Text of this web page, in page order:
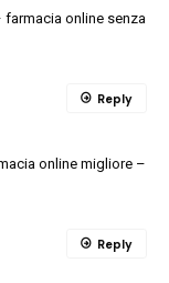
farmacia online senza
online migliore –
Reply
Reply